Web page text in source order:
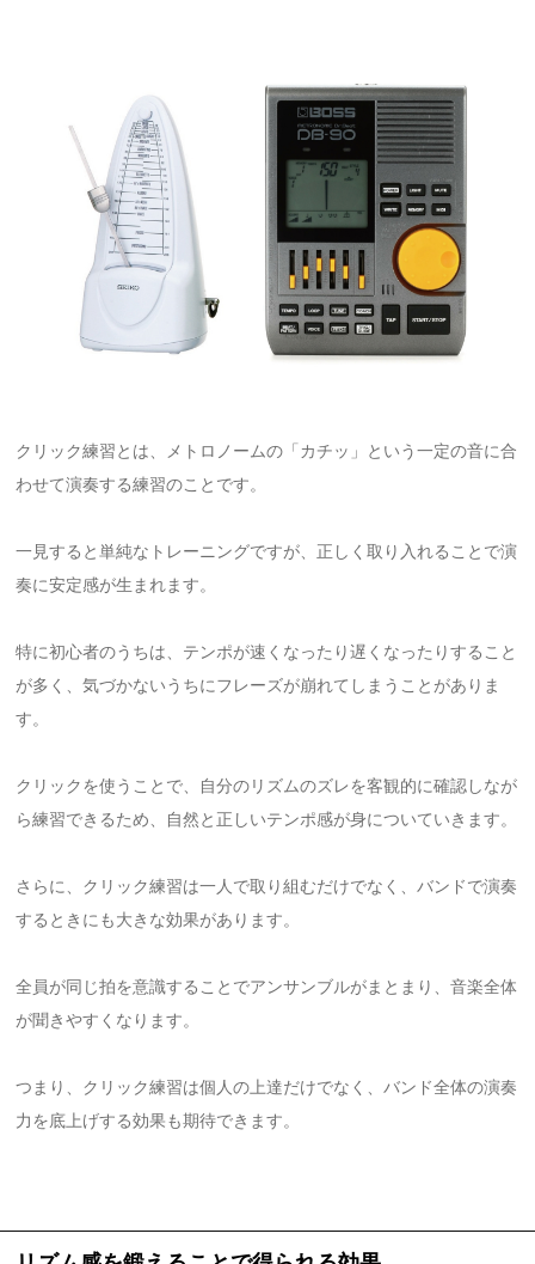
クリック練習とは、メトロノームの「カチッ」という一定の音に合
わせて演奏する練習のことです。
一見すると単純なトレーニングですが、正しく取り入れることで演
奏に安定感が生まれます。
特に初心者のうちは、テンポが速くなったり遅くなったりすること
が多く、気づかないうちにフレーズが崩れてしまうことがありま
す。
クリックを使うことで、自分のリズムのズレを客観的に確認しなが
ら練習できるため、自然と正しいテンポ感が身についていきます。
さらに、クリック練習は一人で取り組むだけでなく、バンドで演奏
するときにも大きな効果があります。
全員が同じ拍を意識することでアンサンブルがまとまり、音楽全体
が聞きやすくなります。
つまり、クリック練習は個人の上達だけでなく、バンド全体の演奏
力を底上げする効果も期待できます。